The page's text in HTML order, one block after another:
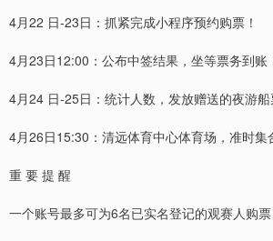
4月22 日-23日：抓紧完成小程序预约购票！
4月23日12:00：公布中签结果，坐等票务到账
4月24 日-25日：统计人数，发放赠送的夜游船
4月26日15:30：清远体育中心体育场，准时集
重 要 提 醒
一个账号最多可为6名已实名登记的观赛人购票